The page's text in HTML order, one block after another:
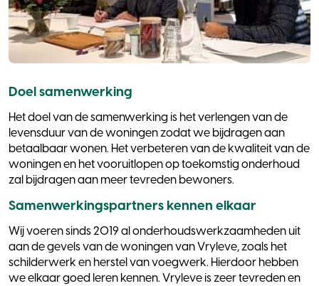
Doel samenwerking
Het doel van de samenwerking is het verlengen van de
levensduur van de woningen zodat we bijdragen aan
betaalbaar wonen. Het verbeteren van de kwaliteit van de
woningen en het vooruitlopen op toekomstig onderhoud
zal bijdragen aan meer tevreden bewoners.
Samenwerkingspartners kennen elkaar
Wij voeren sinds 2019 al onderhoudswerkzaamheden uit
aan de gevels van de woningen van Vryleve, zoals het
schilderwerk en herstel van voegwerk. Hierdoor hebben
we elkaar goed leren kennen. Vryleve is zeer tevreden en